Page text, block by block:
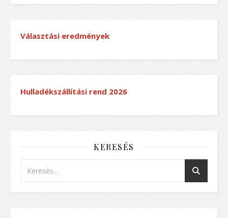
Választási eredmények
Hulladékszállítási rend 2026
KERESÉS